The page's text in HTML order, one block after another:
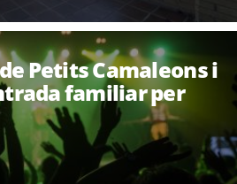
Petits Camaleons i
familiar per